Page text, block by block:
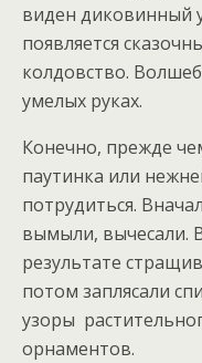
виден диковинный
появляется
колдовство.
умелых руках.
Конечно, прежде
паутинка или
потрудиться.
вымыли, вычесали.
результате
потом заплясали
узоры
орнаментов.